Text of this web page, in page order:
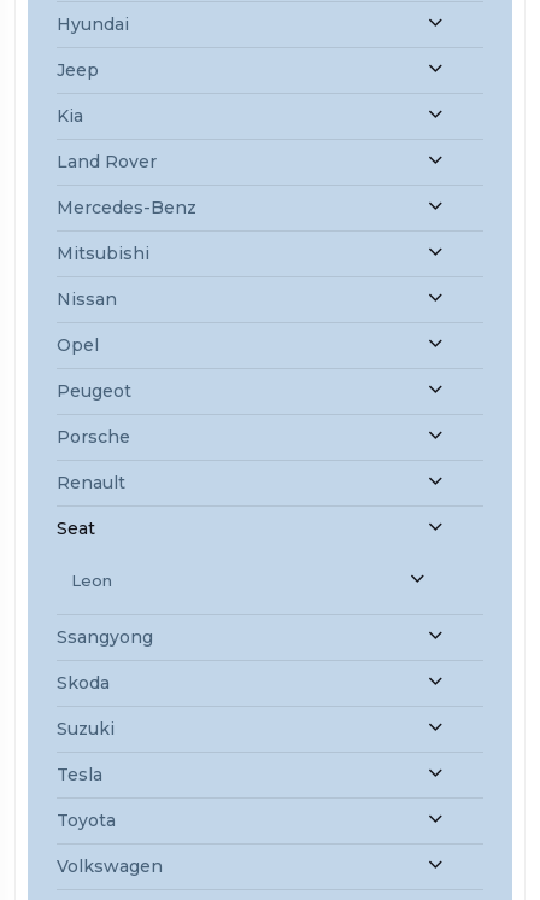
Hyundai
Jeep
Kia
Land Rover
Mercedes-Benz
Mitsubishi
Nissan
Opel
Peugeot
Porsche
Renault
Seat
Leon
Ssangyong
Skoda
Suzuki
Tesla
Toyota
Volkswagen